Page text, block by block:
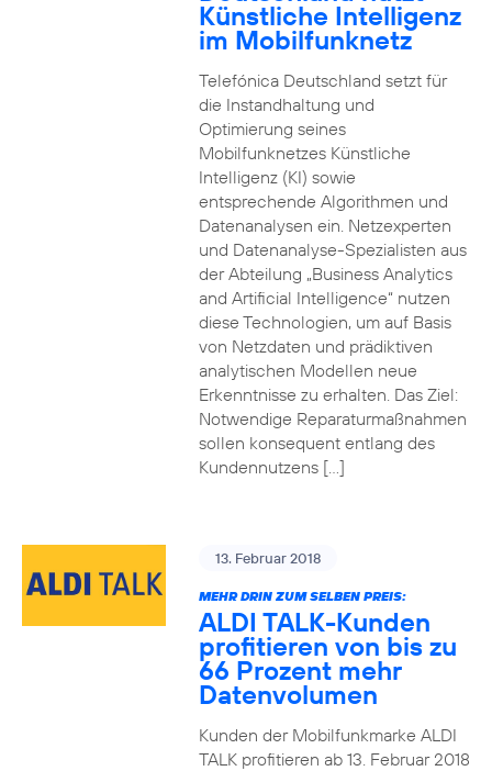
Künstliche Intelligenz
im Mobilfunknetz
Telefónica Deutschland setzt für
die Instandhaltung und
Optimierung seines
Mobilfunknetzes Künstliche
Intelligenz (KI) sowie
entsprechende Algorithmen und
Datenanalysen ein. Netzexperten
und Datenanalyse-Spezialisten aus
der Abteilung „Business Analytics
and Artificial Intelligence“ nutzen
diese Technologien, um auf Basis
von Netzdaten und prädiktiven
analytischen Modellen neue
Erkenntnisse zu erhalten. Das Ziel:
Notwendige Reparaturmaßnahmen
sollen konsequent entlang des
Kundennutzens […]
13. Februar 2018
MEHR DRIN ZUM SELBEN PREIS:
ALDI TALK-Kunden
profitieren von bis zu
66 Prozent mehr
Datenvolumen
Kunden der Mobilfunkmarke ALDI
TALK profitieren ab 13. Februar 2018